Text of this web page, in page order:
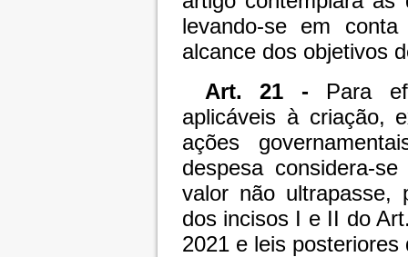
levando-se em
alcance dos objetivos
Art. 21 - Para
aplicáveis à criação,
ações
despesa considera-
valor não ultrapasse,
dos incisos I e II do
2021 e leis